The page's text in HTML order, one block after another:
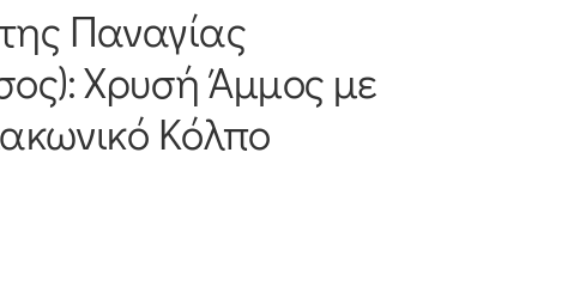
Παναγίας
Χρυσή Άμμος με
Κόλπο